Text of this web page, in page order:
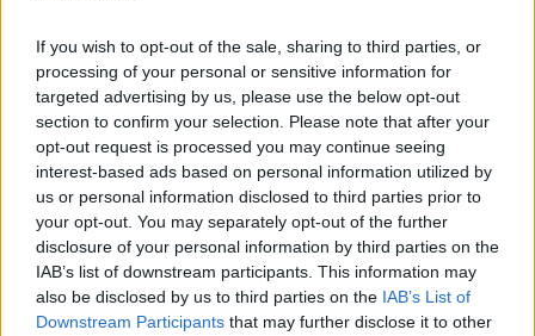
If you wish to opt-out of the sale, sharing to third parties, or
processing of your personal or sensitive information for
targeted advertising by us, please use the below opt-out
section to confirm your selection. Please note that after your
opt-out request is processed you may continue seeing
interest-based ads based on personal information utilized by
us or personal information disclosed to third parties prior to
your opt-out. You may separately opt-out of the further
disclosure of your personal information by third parties on the
IAB’s list of downstream participants. This information may
also be disclosed by us to third parties on the IAB’s List of
Downstream Participants that may further disclose it to other
mellett a régóta pletykált hajlítható iPhone Ultra is
bemutatkozhat, miközben az áremelésekről szóló
találgatások továbbra is beárnyékolják a rajtot.
Az Android rejtett automatizmusai: hat
funkció, amely észrevétlenül könnyíti
meg a mindennapokat
2026.06.14
| Android Police
Sok felhasználó külön alkalmazásokra esküszik, pedig az
Android már évek óta olyan intelligens funkciókat kínál,
amelyek maguktól dolgoznak a háttérben.